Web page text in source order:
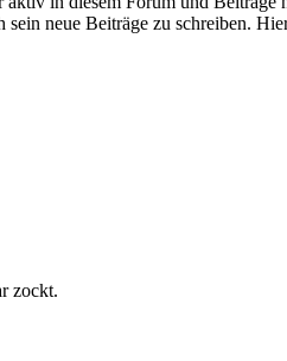
neue Beiträge zu schreiben.
zockt.